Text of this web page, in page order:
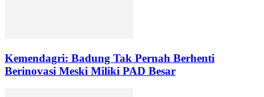
Kemendagri: Badung Tak Pernah Berhenti
Berinovasi Meski Miliki PAD Besar